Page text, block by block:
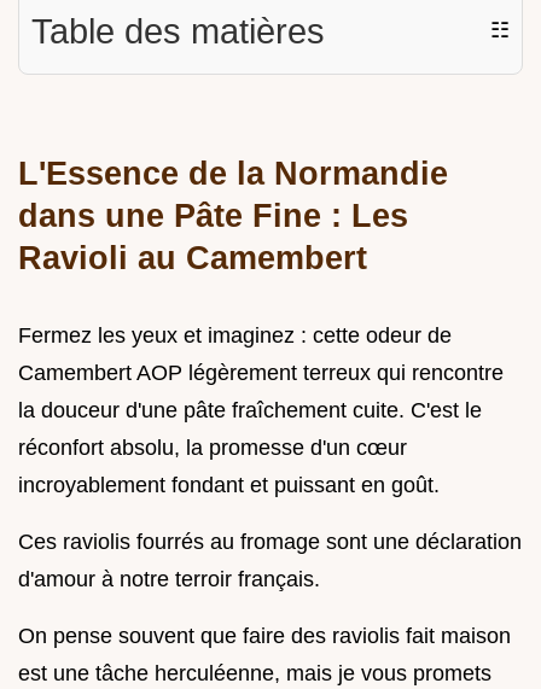
Table des matières ☷
L'Essence de la Normandie
dans une Pâte Fine : Les
Ravioli au Camembert
Fermez les yeux et imaginez : cette odeur de
Camembert AOP légèrement terreux qui rencontre
la douceur d'une pâte fraîchement cuite. C'est le
réconfort absolu, la promesse d'un cœur
incroyablement fondant et puissant en goût.
Ces raviolis fourrés au fromage sont une déclaration
d'amour à notre terroir français.
On pense souvent que faire des raviolis fait maison
est une tâche herculéenne, mais je vous promets